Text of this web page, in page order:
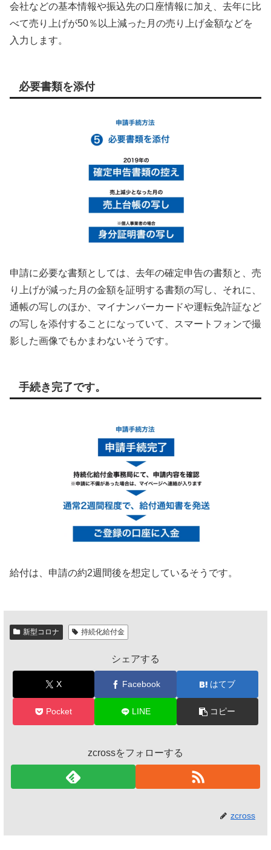
会社などの基本情報や振込先の口座情報に加え、去年に比
べて売り上げが50％以上減った月の売り上げ金額などを
入力します。
必要書類を添付
申請に必要な書類としては、去年の確定申告の書類と、売
り上げが減った月の金額を証明する書類の写し、それに、
通帳の写しのほか、マイナンバーカードや運転免許証など
の写しを添付することになっていて、スマートフォンで撮
影した画像でもかまわないそうです。
手続き完了です。
給付は、申請の約2週間後を想定しているそうです。
新型コロナ 持続化給付金
シェアする
X Facebook はてブ
Pocket LINE コピー
zcrossをフォローする
zcross